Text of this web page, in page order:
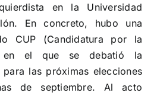
en la Universidad
En concreto, hubo una
CUP (Candidatura por la
en el que se debatió la
las próximas elecciones
de septiembre. Al acto